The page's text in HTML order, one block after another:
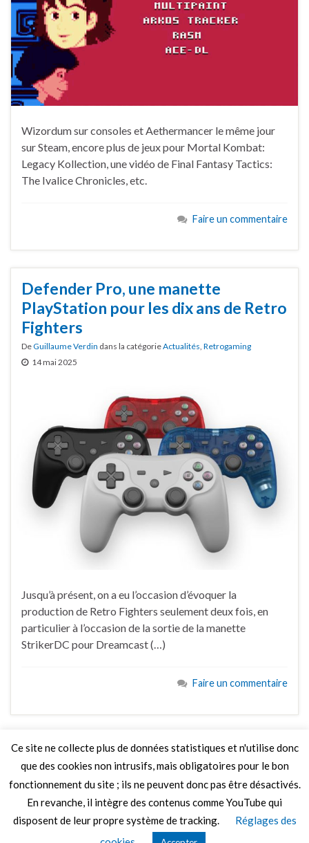
Wizordum sur consoles et Aethermancer le même jour
sur Steam, encore plus de jeux pour Mortal Kombat:
Legacy Kollection, une vidéo de Final Fantasy Tactics:
The Ivalice Chronicles, etc.
Faire un commentaire
Defender Pro, une manette
PlayStation pour les dix ans de Retro
Fighters
DeGuillaume Verdin dans la catégorieActualités, Retrogaming
14 mai 2025
Jusqu’à présent, on a eu l’occasion d’évoquer la
production de Retro Fighters seulement deux fois, en
particulier à l’occasion de la sortie de la manette
StrikerDC pour Dreamcast (…)
Faire un commentaire
LIRE PLUS
Ce site ne collecte plus de données statistiques et n'utilise donc
que des cookies non intrusifs, mais obligatoires pour le bon
fonctionnement du site ; ils ne peuvent donc pas être désactivés.
En revanche, il intègre des contenus comme YouTube qui
disposent de leur propre système de tracking.
Réglages des